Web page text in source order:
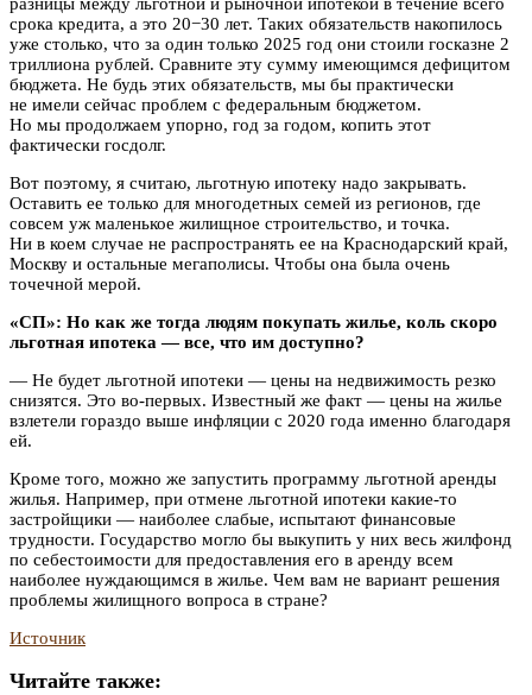
срока кредита, а это 20−30 лет. Таких обязательств накопилось
уже столько, что за один только 2025 год они стоили госказне 2
триллиона рублей. Сравните эту сумму имеющимся дефицитом
бюджета. Не будь этих обязательств, мы бы практически
не имели сейчас проблем с федеральным бюджетом.
Но мы продолжаем упорно, год за годом, копить этот
фактически госдолг.
Вот поэтому, я считаю, льготную ипотеку надо закрывать.
Оставить ее только для многодетных семей из регионов, где
совсем уж маленькое жилищное строительство, и точка.
Ни в коем случае не распространять ее на Краснодарский край,
Москву и остальные мегаполисы. Чтобы она была очень
точечной мерой.
«СП»: Но как же тогда людям покупать жилье, коль скоро
льготная ипотека — все, что им доступно?
— Не будет льготной ипотеки — цены на недвижимость резко
снизятся. Это во-первых. Известный же факт — цены на жилье
взлетели гораздо выше инфляции с 2020 года именно благодаря
ей.
Кроме того, можно же запустить программу льготной аренды
жилья. Например, при отмене льготной ипотеки какие-то
застройщики — наиболее слабые, испытают финансовые
трудности. Государство могло бы выкупить у них весь жилфонд
по себестоимости для предоставления его в аренду всем
наиболее нуждающимся в жилье. Чем вам не вариант решения
проблемы жилищного вопроса в стране?
Источник
Читайте также: